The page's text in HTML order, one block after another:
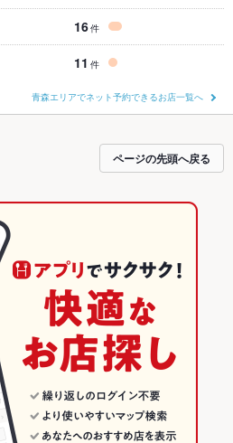
16件
11 件
青森エリアでネット予約できるお店一覧へ
ページの先頭へ戻る